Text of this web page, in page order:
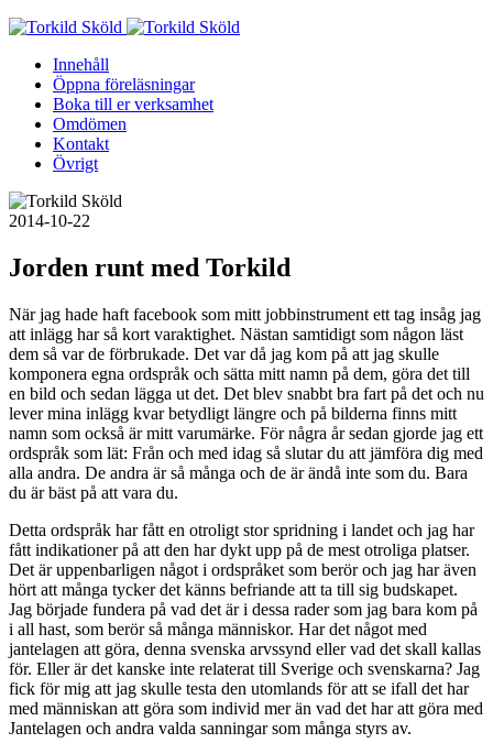
Skip
contentInnehåll
Öppna föreläsningar
Boka till er verksamhet
Omdömen
Kontakt
Övrigt
2014-10-22
Jorden runt med Torkild
När jag hade haft facebook som mitt jobbinstrument ett tag insåg jag
att inlägg har så kort varaktighet. Nästan samtidigt som någon läst
dem så var de förbrukade. Det var då jag kom på att jag skulle
komponera egna ordspråk och sätta mitt namn på dem, göra det till
en bild och sedan lägga ut det. Det blev snabbt bra fart på det och nu
lever mina inlägg kvar betydligt längre och på bilderna finns mitt
namn som också är mitt varumärke. För några år sedan gjorde jag ett
ordspråk som lät: Från och med idag så slutar du att jämföra dig med
alla andra. De andra är så många och de är ändå inte som du. Bara
du är bäst på att vara du.
Detta ordspråk har fått en otroligt stor spridning i landet och jag har
fått indikationer på att den har dykt upp på de mest otroliga platser.
Det är uppenbarligen något i ordspråket som berör och jag har även
hört att många tycker det känns befriande att ta till sig budskapet.
Jag började fundera på vad det är i dessa rader som jag bara kom på
i all hast, som berör så många människor. Har det något med
jantelagen att göra, denna svenska arvssynd eller vad det skall kallas
för. Eller är det kanske inte relaterat till Sverige och svenskarna? Jag
fick för mig att jag skulle testa den utomlands för att se ifall det har
med människan att göra som individ mer än vad det har att göra med
Jantelagen och andra valda sanningar som många styrs av.